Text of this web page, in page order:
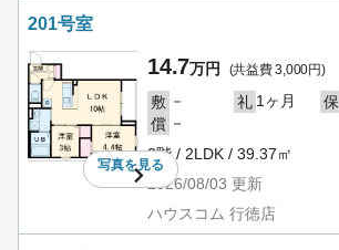
201号室
写真を見る
14.7万円 (共益費 3,000円)
敷 － 礼 1ヶ月 保
償 －
2階 / 2LDK / 39.37㎡
2026/08/03 更新
ハウスコム 行徳店